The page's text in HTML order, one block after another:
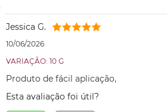
Jessica G.
10/06/2026
VARIAÇÃO: 10 G
Produto de fácil aplicação,
Esta avaliação foi útil?